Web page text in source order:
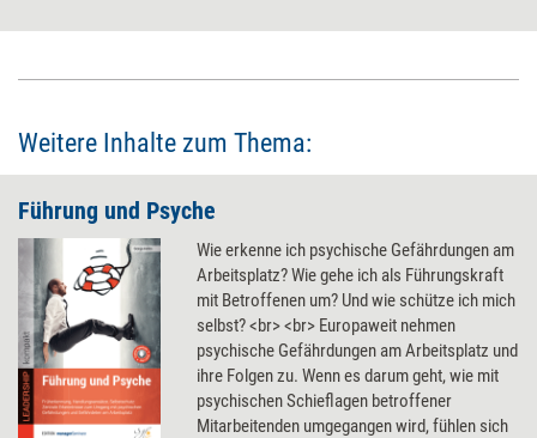
Weitere Inhalte zum Thema:
Führung und Psyche
Wie erkenne ich psychische Gefährdungen am
Arbeitsplatz? Wie gehe ich als Führungskraft
mit Betroffenen um? Und wie schütze ich mich
selbst? <br> <br> Europaweit nehmen
psychische Gefährdungen am Arbeitsplatz und
ihre Folgen zu. Wenn es darum geht, wie mit
psychischen Schieflagen betroffener
Mitarbeitenden umgegangen wird, fühlen sich